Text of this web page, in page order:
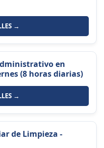
→
en
(8 horas diarias)
→
de Limpieza -